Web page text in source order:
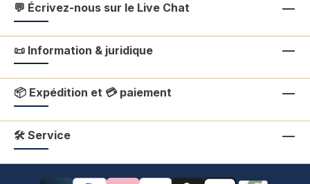
💬 Écrivez-nous sur le Live Chat
📜 Information & juridique
📦 Expédition et 💳 paiement
🛠 Service